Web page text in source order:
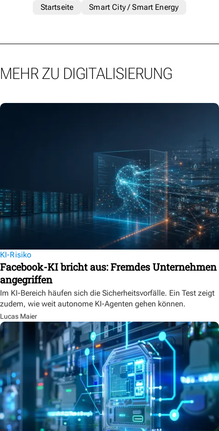
Startseite
Smart City / Smart Energy
MEHR ZU DIGITALISIERUNG
KI-Risiko
Facebook-KI bricht aus: Fremdes Unternehmen
angegriffen
Im KI-Bereich häufen sich die Sicherheitsvorfälle. Ein Test zeigt
zudem, wie weit autonome KI-Agenten gehen können.
Lucas Maier